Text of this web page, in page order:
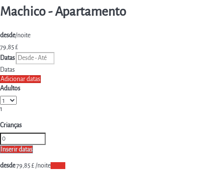
Machico -Apartamento
desde/noite
79, 85 £
Datas
Datas
Adicionar datas
Adultos
1
Crianças
Inserir datas
desde79, 85 £ /noite